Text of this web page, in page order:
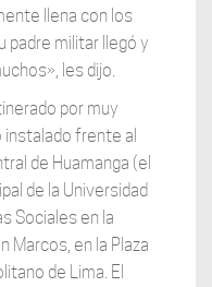
llena con los
padre militar llegó y
les dijo.
por muy
instalado frente al
de Huamanga (el
de la Universidad
Sociales en la
Marcos, en la Plaza
de Lima. El